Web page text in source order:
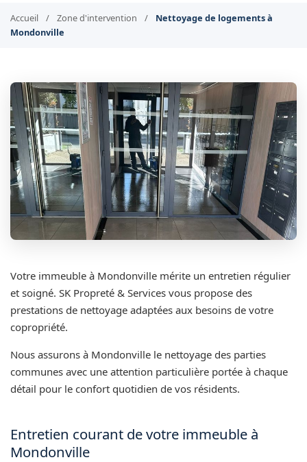
Accueil / Zone d'intervention /
Nettoyage de logements à
Mondonville
Votre immeuble à Mondonville mérite un entretien régulier
et soigné. SK Propreté & Services vous propose des
prestations de nettoyage adaptées aux besoins de votre
copropriété.
Nous assurons à Mondonville le nettoyage des parties
communes avec une attention particulière portée à chaque
détail pour le confort quotidien de vos résidents.
Entretien courant de votre immeuble à
Mondonville